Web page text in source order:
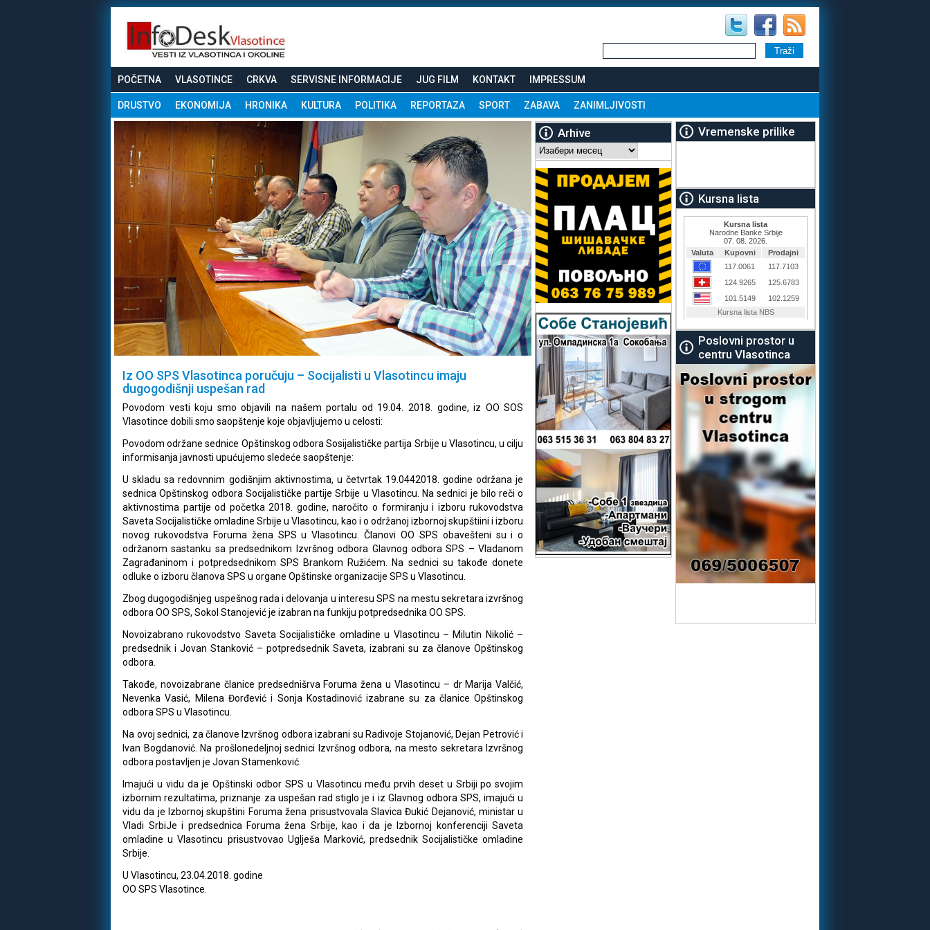
POČETNA VLASOTINCE CRKVA SERVISNE INFORMACIJE JUG FILM KONTAKT IMPRESSUM
DRUSTVO EKONOMIJA HRONIKA KULTURA POLITIKA REPORTAZA SPORT ZABAVA ZANIMLJIVOSTI
Iz OO SPS Vlasotinca poručuju – Socijalisti u Vlasotincu imaju
dugogodišnji uspešan rad
Povodom vesti koju smo objavili na našem portalu od 19.04. 2018. godine, iz OO SOS
Vlasotince dobili smo saopštenje koje objavljujemo u celosti:
Povodom održane sednice Opštinskog odbora Sosijalističke partija Srbije u Vlasotincu, u cilju
informisanja javnosti upućujemo sledeće saopštenje:
U skladu sa redovnnim godišnjim aktivnostima, u četvrtak 19.0442018. godine održana je
sednica Opštinskog odbora Socijalističke partije Srbije u Vlasotincu. Na sednici je bilo reči o
aktivnostima partije od početka 2018. godine, naročito o formiranju i izboru rukovodstva
Saveta Socijalističke omladine Srbije u Vlasotincu, kao i o održanoj izbornoj skupštiini i izboru
novog rukovodstva Foruma žena SPS u Vlasotincu. Članovi OO SPS obavešteni su i o
održanom sastanku sa predsednikom Izvršnog odbora Glavnog odbora SPS – Vladanom
Zagrađaninom i potpredsednikom SPS Brankom Ružićem. Na sednici su takođe donete
odluke o izboru članova SPS u organe Opštinske organizacije SPS u Vlasotincu.
Zbog dugogodišnjeg uspešnog rada i delovanja u interesu SPS na mestu sekretara izvršnog
odbora OO SPS, Sokol Stanojević je izabran na funkiju potpredsednika OO SPS.
Novoizabrano rukovodstvo Saveta Socijalističke omladine u Vlasotincu – Milutin Nikolić –
predsednik i Jovan Stanković – potpredsednik Saveta, izabrani su za članove Opštinskog
odbora.
Takođe, novoizabrane članice predsednišrva Foruma žena u Vlasotincu – dr Marija Valčić,
Nevenka Vasić, Milena Đorđević i Sonja Kostadinović izabrane su za članice Opštinskog
odbora SPS u Vlasotincu.
Na ovoj sednici, za članove Izvršnog odbora izabrani su Radivoje Stojanović, Dejan Petrović i
Ivan Bogdanović. Na prošlonedeljnoj sednici Izvršnog odbora, na mesto sekretara Izvršnog
odbora postavljen je Jovan Stamenković.
Imajući u vidu da je Opštinski odbor SPS u Vlasotincu među prvih deset u Srbiji po svojim
izbornim rezultatima, priznanje za uspešan rad stiglo je i iz Glavnog odbora SPS, imajući u
vidu da je Izbornoj skupštini Foruma žena prisustvovala Slavica Đukić Dejanović, ministar u
Vladi SrbiJe i predsednica Foruma žena Srbije, kao i da je Izbornoj konferenciji Saveta
omladine u Vlasotincu prisustvovao Uglješa Marković, predsednik Socijalističke omladine
Srbije.
U Vlasotincu, 23.04.2018. godine
OO SPS Vlasotince.
Arhive
Arhive
Vremenske prilike
Kursna lista
Poslovni prostor u
centru Vlasotinca